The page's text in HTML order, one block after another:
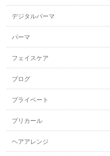
デジタルパーマ
パーマ
フェイスケア
ブログ
プライベート
プリカール
ヘアアレンジ